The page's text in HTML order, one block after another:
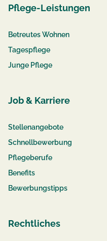
Pflege-Leistungen
Betreutes Wohnen
Tagespflege
Junge Pflege
Job & Karriere
Stellenangebote
Schnellbewerbung
Pflegeberufe
Benefits
Bewerbungstipps
Rechtliches